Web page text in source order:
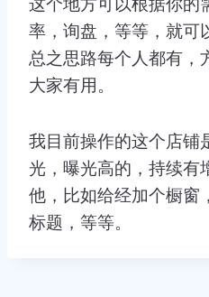
率，询盘，等等，就可
总之思路每个人都有，
大家有用。
我目前操作的这个店铺
光，曝光高的，持续有
他，比如给经加个橱窗
标题，等等。